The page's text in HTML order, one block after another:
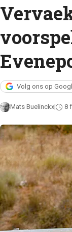
Volg ons op
Mats Buelinckx 8